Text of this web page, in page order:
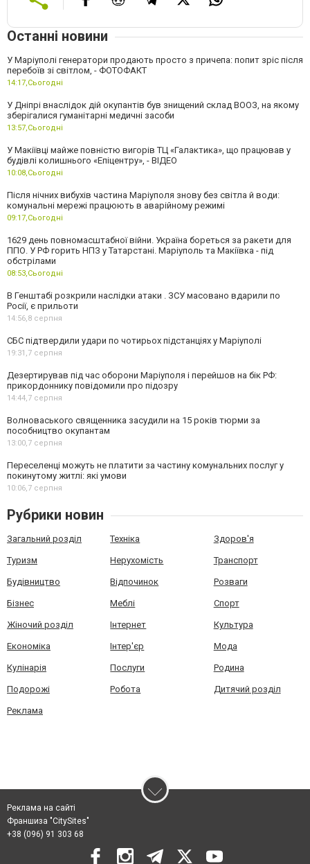
Останні новини
У Маріуполі генератори продають просто з причепа: попит зріс після
перебоїв зі світлом, - ФОТОФАКТ
14:17,Сьогодні
У Дніпрі внаслідок дій окупантів був знищений склад ВООЗ, на якому
зберігалися гуманітарні медичні засоби
13:57,Сьогодні
У Макіївці майже повністю вигорів ТЦ «Галактика», що працював у
будівлі колишнього «Епіцентру», - ВІДЕО
10:08,Сьогодні
Після нічних вибухів частина Маріуполя знову без світла й води:
комунальні мережі працюють в аварійному режимі
09:17,Сьогодні
1629 день повномасштабної війни. Україна бореться за ракети для
ППО. У РФ горить НПЗ у Татарстані. Маріуполь та Макіївка - під
обстрілами
08:53,Сьогодні
В Генштабі розкрили наслідки атаки . ЗСУ масовано вдарили по
Росії, є прильоти
14:56,8 серпня
СБС підтвердили удари по чотирьох підстанціях у Маріуполі
19:31,7 серпня
Дезертирував під час оборони Маріуполя і перейшов на бік РФ:
прикордоннику повідомили про підозру
14:44,7 серпня
Волноваського священника засудили на 15 років тюрми за
пособництво окупантам
13:00,7 серпня
Переселенці можуть не платити за частину комунальних послуг у
покинутому житлі: які умови
10:06,7 серпня
Рубрики новин
Загальний розділ Техніка Здоров'я
Туризм Нерухомість Транспорт
Будівництво Відпочинок Розваги
Бізнес Меблі Спорт
Жіночий розділ Інтернет Культура
Економіка Інтер'єр Мода
Кулінарія Послуги Родина
Подорожі Робота Дитячий розділ
Реклама
Реклама на сайті
Франшиза "CitySites"
+38 (096) 91 303 68